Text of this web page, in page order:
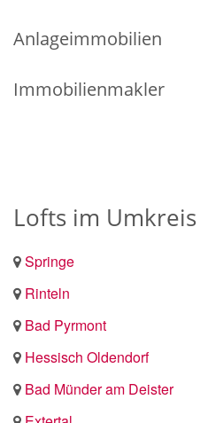
Anlageimmobilien
Immobilienmakler
Lofts im
Springe
Rinteln
Bad Pyrmont
Hessisch Oldendorf
Bad Münder am Deister